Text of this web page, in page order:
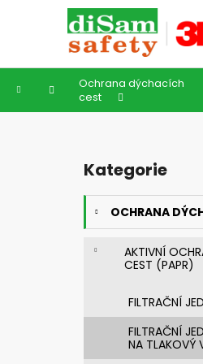
Domů
Ochrana dýchacích
cest
Přeskočit
kategorie
Kategorie
OCHRANA
AKTIVNÍ
CEST (PAPR)
FILTRAČNÍ
FILTRAČNÍ
NA TLAKOVÝ
í
Zpět
do
obchodu
Zpět
do
obchodu